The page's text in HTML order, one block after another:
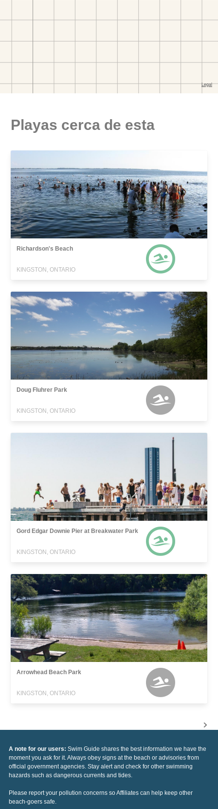
Playas cerca de esta
Richardson's Beach
KINGSTON, ONTARIO
Doug Fluhrer Park
KINGSTON, ONTARIO
Gord Edgar Downie Pier at Breakwater Park
KINGSTON, ONTARIO
Arrowhead Beach Park
KINGSTON, ONTARIO
A note for our users: Swim Guide shares the best information we have the
moment you ask for it. Always obey signs at the beach or advisories from
official government agencies. Stay alert and check for other swimming
hazards such as dangerous currents and tides.
Please report your pollution concerns so Affiliates can help keep other
beach-goers safe.